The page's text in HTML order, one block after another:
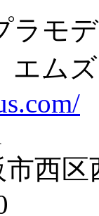
ラモ
ム
西